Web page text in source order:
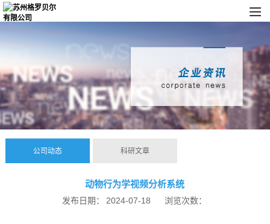
公司动态 科研文章
动物行为学视频分析系统
发布日期： 2024-07-18 浏览次数：